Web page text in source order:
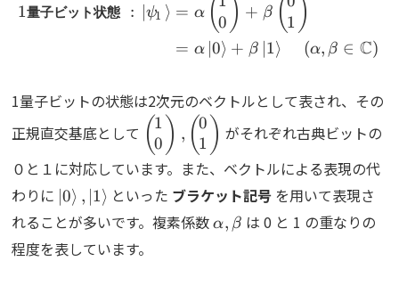
1量子ビット状態 : ∣ψ1 ⟩ = α (0 ) + β (1 )
= α ∣0⟩ + β ∣1⟩ (α, β ∈ C)
1量子ビットの状態は2次元のベクトルとして表され、その
正規直交基底として \begin{pmatrix}
1 \\ 0
\end{pmatrix},
\begin{pmatrix}
0 \\ 1
\end{pmatrix}
(1
0 ) , (0
1 ) がそれぞれ古典ビットの
０と１に対応しています。また、ベクトルによる表現の代
わりに \ket{0},\ket{1}
∣0⟩ , 1⟩ といった ブラケット記号を用いて表現さ
れることが多いです。複素係数\alpha,
α, β は 0 と 1 の重なりの
程度を表しています。